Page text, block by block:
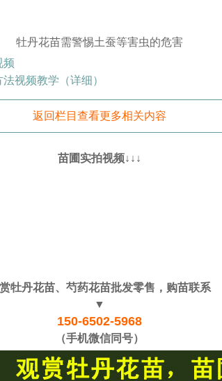
牡丹花苗需警惕土蚕等害虫的危害
频
视频教学（详细）
返回栏目查看更多相关内容
苗圃实拍视频↓↓↓
牡丹花苗、芍药花苗批发零售，购苗联系
▼
150-6502-5968
（手机微信同号）